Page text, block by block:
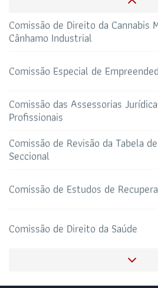
69 3217-2099
TELEFONE
E-MAIL
Todos os
TRIBUNAL DE ÉTICA
HOTEL DE TRÂNSITO
Comissão de Direito da Cannabis
Cânhamo Industrial
Comissão Especial de
Comissão das Assessorias
Profissionais
Comissão de Revisão da Tabela
Seccional
Comissão de Estudos de
Comissão de Direito da Saúde
Comissão Gestora do Escritório